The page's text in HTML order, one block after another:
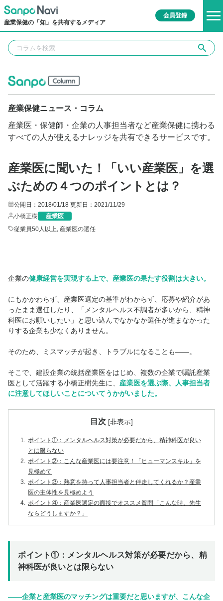
産業保健の「知」を共有するメディア
会員登録
産業保健ニュース・コラム
産業医・保健師・企業の人事担当者など産業保健に携わる
すべての人が使えるナレッジを共有できるサービスです。
産業医に聞いた！「いい産業医」を選
ぶための４つのポイントとは？
公開日：2018/01/18 更新日：2021/11/29
小橋正樹
産業医
従業員50人以上, 産業医の選任
企業の健康経営を実現する上で、産業医の果たす役割は大きい。
にもかかわらず、産業医選定の基準がわからず、応募や紹介があ
ったまま選任したり、「メンタルヘルス不調者が多いから、精神
科医にお願いしたい」と思い込んでなかなか選任が進まなかった
りする企業も少なくありません。
そのため、ミスマッチが起き、トラブルになることも――。
そこで、建設企業の統括産業医をはじめ、複数の企業で嘱託産業
医として活躍する小橋正樹先生に、 産業医を選ぶ際、人事担当者
に注意してほしいことについてうかがいました。
目次 [非表示]
1. ポイント①：メンタルヘルス対策が必要だから、精神科医が良い
とは限らない
2. ポイント②：こんな産業医には要注意！「ヒューマンスキル」を
見極めて
3. ポイント③：熱意を持って人事担当者と伴走してくれるか？産業
医の主体性を見極めよう
4. ポイント④：産業医選定の面接でオススメ質問「こんな時、先生
ならどうしますか？」
ポイント①：メンタルヘルス対策が必要だから、精
神科医が良いとは限らない
――企業と産業医のマッチングは重要だと思いますが、こんな企